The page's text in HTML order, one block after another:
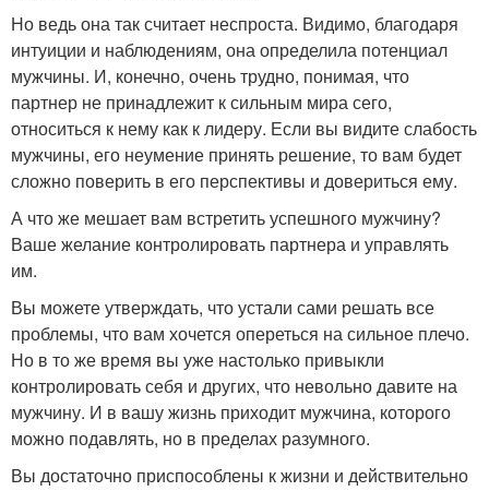
Но ведь она так считает неспроста. Видимо, благодаря
интуиции и наблюдениям, она определила потенциал
мужчины. И, конечно, очень трудно, понимая, что
партнер не принадлежит к сильным мира сего,
относиться к нему как к лидеру. Если вы видите слабость
мужчины, его неумение принять решение, то вам будет
сложно поверить в его перспективы и довериться ему.
А что же мешает вам встретить успешного мужчину?
Ваше желание контролировать партнера и управлять
им.
Вы можете утверждать, что устали сами решать все
проблемы, что вам хочется опереться на сильное плечо.
Но в то же время вы уже настолько привыкли
контролировать себя и других, что невольно давите на
мужчину. И в вашу жизнь приходит мужчина, которого
можно подавлять, но в пределах разумного.
Вы достаточно приспособлены к жизни и действительно